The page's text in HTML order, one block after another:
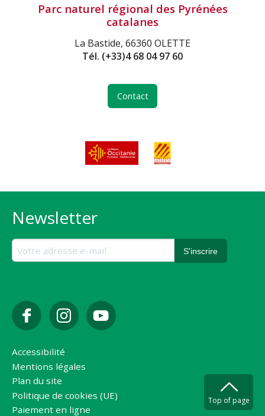
Parc naturel régional des Pyrénées
catalanes
La Bastide, 66360 OLETTE
Tél. (+33)4 68 04 97 60
Contact
Newsletter
Accessibilité
Mentions légales
Plan du site
Politique de cookies (UE)
Paiement en ligne
Top of page